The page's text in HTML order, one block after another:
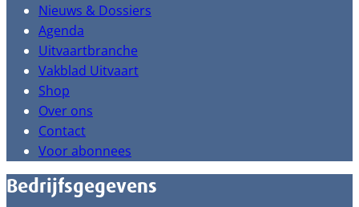
Nieuws & Dossiers
Agenda
Uitvaartbranche
Vakblad Uitvaart
Shop
Over ons
Contact
Voor abonnees
Bedrijfsgegevens